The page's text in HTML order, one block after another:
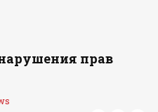
прав